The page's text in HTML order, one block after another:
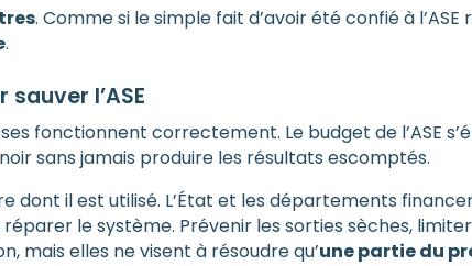
. Comme si le simple fait d’avoir été confié à l’ASE
.
l’ASE
fonctionnent correctement. Le budget de l’ASE
sans jamais produire les résultats escomptés.
il est utilisé. L’État et les départements
le système. Prévenir les sorties sèches,
mais elles ne visent à résoudre qu’une partie du